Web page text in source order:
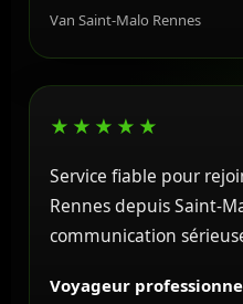
Van Saint-Malo Rennes
★★★★★
Service fiable pour
Rennes depuis Saint-
communication
Voyageur